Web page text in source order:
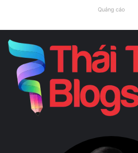
Quảng cáo